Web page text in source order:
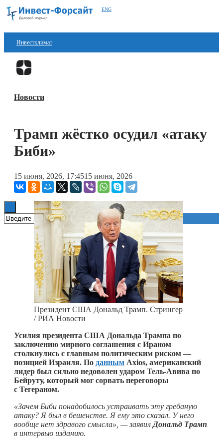
ENG
Инвестклимат
Финансы
Блокчейн
Технологии
Книги
Новости
Трамп жёстко осудил «атаку
Биби»
15 июня, 2026, 17:4515 июня, 2026
Президент США Дональд Трамп. Стрингер
/ РИА Новости
Усилия президента США Дональда Трампа по
заключению мирного соглашения с Ираном
столкнулись с главным политическим риском —
позицией Израиля. По данным Axios, американский
лидер был сильно недоволен ударом Тель-Авива по
Бейруту, который мог сорвать переговоры
с Тегераном.
«Зачем Биби понадобилось устраивать эту гребаную
атаку? Я был в бешенстве. Я ему это сказал. У него
вообще нет здравого смысла», — заявил Дональд Трамп
в интервью изданию.